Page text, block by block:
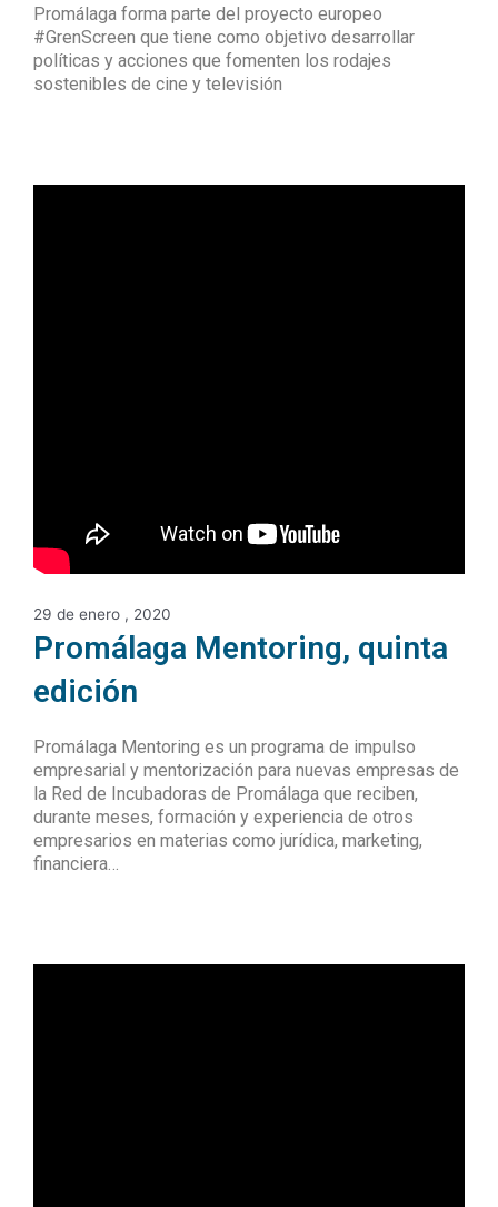
Promálaga forma parte del proyecto europeo
#GrenScreen que tiene como objetivo desarrollar
políticas y acciones que fomenten los rodajes
sostenibles de cine y televisión
29 de enero , 2020
Promálaga Mentoring, quinta
edición
Promálaga Mentoring es un programa de impulso
empresarial y mentorización para nuevas empresas de
la Red de Incubadoras de Promálaga que reciben,
durante meses, formación y experiencia de otros
empresarios en materias como jurídica, marketing,
financiera…